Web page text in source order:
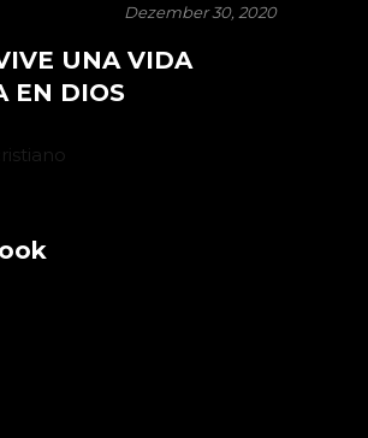
Dezember 30, 2020
UNA VIDA
EN DIOS